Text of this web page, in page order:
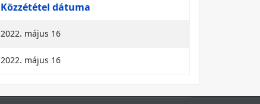
Közzététel dátuma
2022. május 16
2022. május 16